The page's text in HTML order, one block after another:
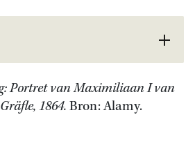
Portret van Maximiliaan I van
1864.Bron: Alamy.